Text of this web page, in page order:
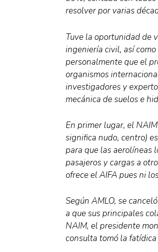
resolver por varias
Tuve la oportunidad de
ingeniería civil, así
personalmente que el
organismos
investigadores y
mecánica de suelos e
En primer lugar, el
significa nudo, centro)
para que las aerolíneas
pasajeros y cargas a
ofrece el AIFA pues ni
Según AMLO, se
a que sus principales
NAIM, el presidente
consulta tomó la